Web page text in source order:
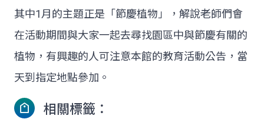
其中1月的主題正是「節慶植物」，解說老師們會
在活動期間與大家一起去尋找園區中與節慶有關的
植物，有興趣的人可注意本館的教育活動公告，當
天到指定地點參加。
相關標籤：